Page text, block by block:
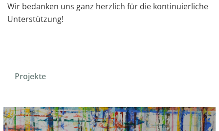
Wir bedanken uns ganz herzlich für die kontinuierliche
Unterstützung!
Projekte